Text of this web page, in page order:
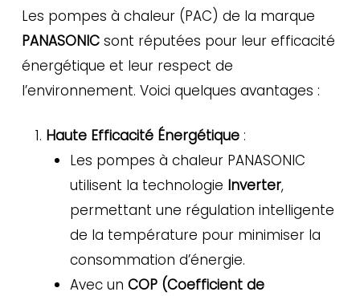
Les pompes à chaleur (PAC) de la marque
PANASONICsont réputées pour leur efficacité
énergétique et leur respect de
l’environnement. Voici quelques avantages :
Haute Efficacité Énergétique:
Les pompes à chaleur PANASONIC
utilisent la technologie Inverter,
permettant une régulation intelligente
de la température pour minimiser la
consommation d’énergie.
Avec un COP (Coefficient de